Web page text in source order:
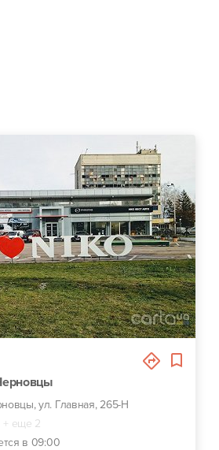
ул. Главная, 265-Н
+ еще 2
в 09:00